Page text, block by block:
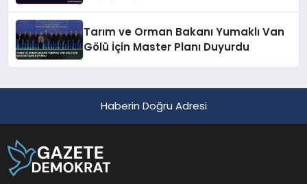
Tarım ve Orman Bakanı Yumaklı Van
Gölü İçin Master Planı Duyurdu
Haberin Doğru Adresi